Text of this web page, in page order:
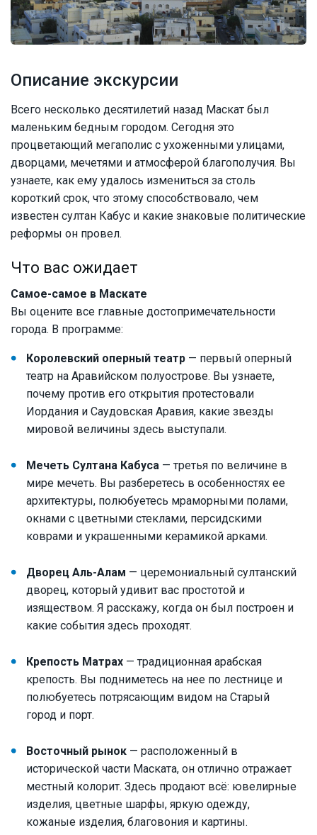
Описание экскурсии
Всего несколько десятилетий назад Маскат был
маленьким бедным городом. Сегодня это
процветающий мегаполис с ухоженными улицами,
дворцами, мечетями и атмосферой благополучия. Вы
узнаете, как ему удалось измениться за столь
короткий срок, что этому способствовало, чем
известен султан Кабус и какие знаковые политические
реформы он провел.
Что вас ожидает
Самое-самое в Маскате
Вы оцените все главные достопримечательности
города. В программе:
Королевский оперный театр — первый оперный
театр на Аравийском полуострове. Вы узнаете,
почему против его открытия протестовали
Иордания и Саудовская Аравия, какие звезды
мировой величины здесь выступали.
Мечеть Султана Кабуса — третья по величине в
мире мечеть. Вы разберетесь в особенностях ее
архитектуры, полюбуетесь мраморными полами,
окнами с цветными стеклами, персидскими
коврами и украшенными керамикой арками.
Дворец Аль-Алам — церемониальный султанский
дворец, который удивит вас простотой и
изяществом. Я расскажу, когда он был построен и
какие события здесь проходят.
Крепость Матрах — традиционная арабская
крепость. Вы подниметесь на нее по лестнице и
полюбуетесь потрясающим видом на Старый
город и порт.
Восточный рынок — расположенный в
исторической части Маската, он отлично отражает
местный колорит. Здесь продают всё: ювелирные
изделия, цветные шарфы, яркую одежду,
кожаные изделия, благовония и картины.